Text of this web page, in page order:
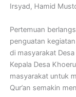
Irsyad, Hamid
Pertemuan
penguatan
di masyarakat
Kepala Desa
masyarakat untuk
Qur’an semakin